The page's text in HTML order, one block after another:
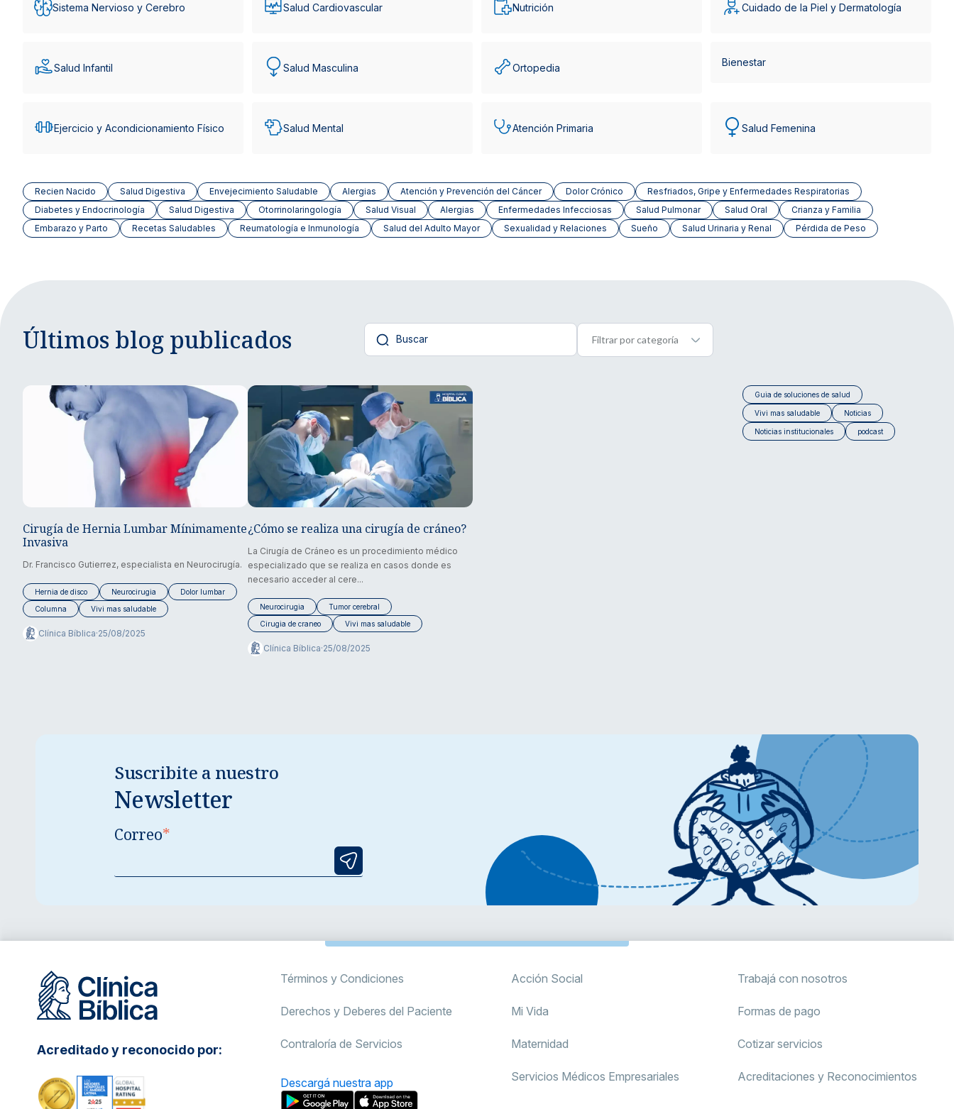
Sistema Nervioso y Cerebro Salud Cardiovascular Nutrición Cuidado de la Piel y Dermatología
Salud Infantil Salud Masculina Ortopedia Bienestar
Ejercicio y Acondicionamiento Físico Salud Mental Atención Primaria Salud Femenina
Recien Nacido Salud Digestiva Envejecimiento Saludable Alergias Atención y Prevención del Cáncer Dolor Crónico
Resfriados, Gripe y Enfermedades Respiratorias
Diabetes y Endocrinología
Salud Digestiva Otorrinolaringología Salud Visual Alergias Enfermedades Infecciosas Salud Pulmonar Salud Oral
Crianza y Familia
Embarazo y Parto
Recetas Saludables Reumatología e Inmunología Salud del Adulto Mayor Sexualidad y Relaciones Sueño Salud Urinaria y Renal Pérdida de Peso
Últimos blog publicados
Cirugía de Hernia Lumbar Mínimamente
Invasiva
Dr. Francisco Gutierrez, especialista en Neurocirugía.
Hernia de disco Neurocirugia
Dolor lumbar
Columna
Vivi mas saludable
Clínica Bíblica·25/08/2025
¿Cómo se realiza una cirugía de cráneo?
La Cirugía de Cráneo es un procedimiento médico
especializado que se realiza en casos donde es
necesario acceder al cere...
Neurocirugia
Tumor cerebral
Cirugia de craneo
Vivi mas saludable
Clínica Bíblica·25/08/2025
Guia de soluciones de salud
Vivi mas saludable Noticias
Noticias institucionales podcast
Suscribite a nuestro
Newsletter
Correo*
Acreditado y reconocido por:
Términos y Condiciones
Derechos y Deberes del Paciente
Contraloría de Servicios
Descargá nuestra app
Acción Social
Mi Vida
Maternidad
Servicios Médicos Empresariales
Trabajá con nosotros
Formas de pago
Cotizar servicios
Acreditaciones y Reconocimientos